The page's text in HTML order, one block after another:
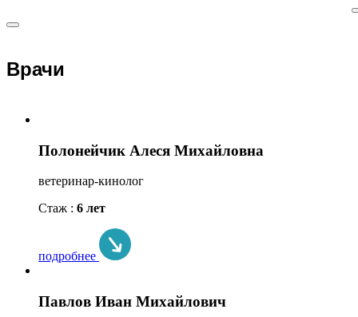
Врачи
Полонейчик Алеся Михайловна
ветеринар-кинолог
Стаж : 6 лет
подробнее
Павлов Иван Михайлович